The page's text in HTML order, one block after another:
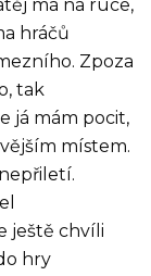
má na ruce,
hráčů
Zpoza
tak
já mám pocit,
místem.
ještě chvíli
hry